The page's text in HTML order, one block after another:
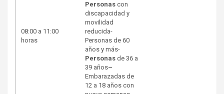
08:00 a 11:00
horas
Personas con
discapacidad y
movilidad
reducida-
Personas de 60
años y más-
Personas de 36 a
39 años–
Embarazadas de
12 a 18 años con